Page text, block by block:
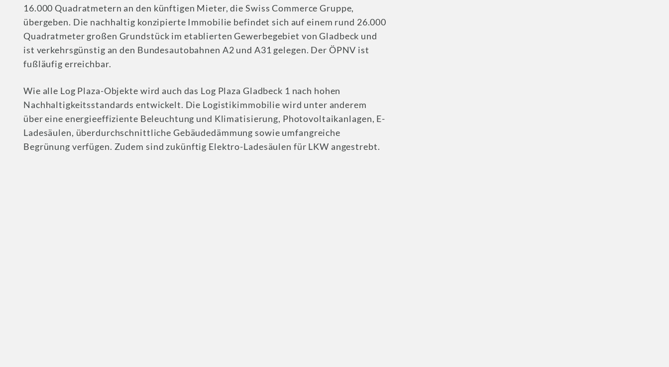
16.000 Quadratmetern an den künftigen Mieter, die Swiss Commerce Gruppe,
übergeben. Die nachhaltig konzipierte Immobilie befindet sich auf einem rund 26.000
Quadratmeter großen Grundstück im etablierten Gewerbegebiet von Gladbeck und
ist verkehrsgünstig an den Bundesautobahnen A2 und A31 gelegen. Der ÖPNV ist
fußläufig erreichbar.
Wie alle Log Plaza-Objekte wird auch das Log Plaza Gladbeck 1 nach hohen
Nachhaltigkeitsstandards entwickelt. Die Logistikimmobilie wird unter anderem
über eine energieeffiziente Beleuchtung und Klimatisierung, Photovoltaikanlagen, E-
Ladesäulen, überdurchschnittliche Gebäudedämmung sowie umfangreiche
Begrünung verfügen. Zudem sind zukünftig Elektro-Ladesäulen für LKW angestrebt.